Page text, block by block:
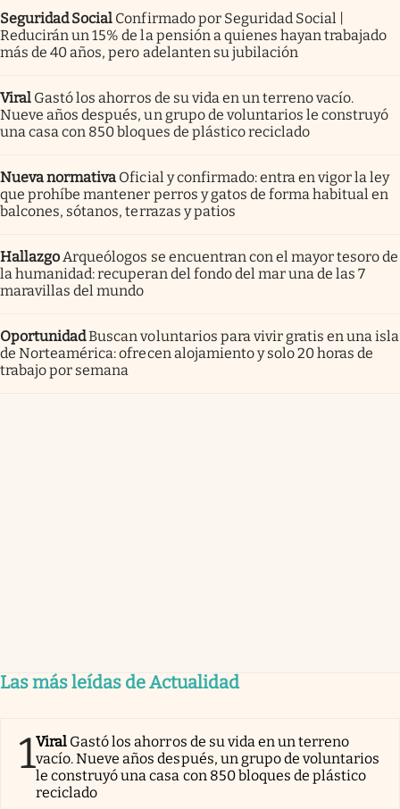
Seguridad Social Confirmado por Seguridad Social |
Reducirán un 15% de la pensión a quienes hayan trabajado
más de 40 años, pero adelanten su jubilación
Viral Gastó los ahorros de su vida en un terreno vacío.
Nueve años después, un grupo de voluntarios le construyó
una casa con 850 bloques de plástico reciclado
Nueva normativa Oficial y confirmado: entra en vigor la ley
que prohíbe mantener perros y gatos de forma habitual en
balcones, sótanos, terrazas y patios
Hallazgo Arqueólogos se encuentran con el mayor tesoro de
la humanidad: recuperan del fondo del mar una de las 7
maravillas del mundo
OportunidadBuscan voluntarios para vivir gratis en una isla
de Norteamérica: ofrecen alojamiento y solo 20 horas de
trabajo por semana
Las más leídas de Actualidad
1Viral Gastó los ahorros de su vida en un terreno
vacío. Nueve años después, un grupo de voluntarios
le construyó una casa con 850 bloques de plástico
reciclado